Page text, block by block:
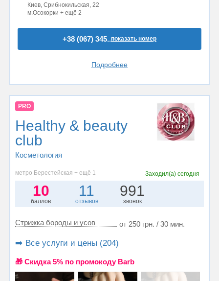
Киев, Срибнокильская, 22
м.Осокорки + ещё 2
+38 (067) 345..показать номер
Подробнее
PRO
Healthy & beauty
club
Косметология
метро Берестейская + ещё 1 Заходил(а)сегодня
10
баллов
11
отзывов
991
звонок
Стрижка бороды и усов от 250 грн. / 30 мин.
➡️ Все услуги и цены (204)
🎁 Cкидка 5% по промокоду Barb